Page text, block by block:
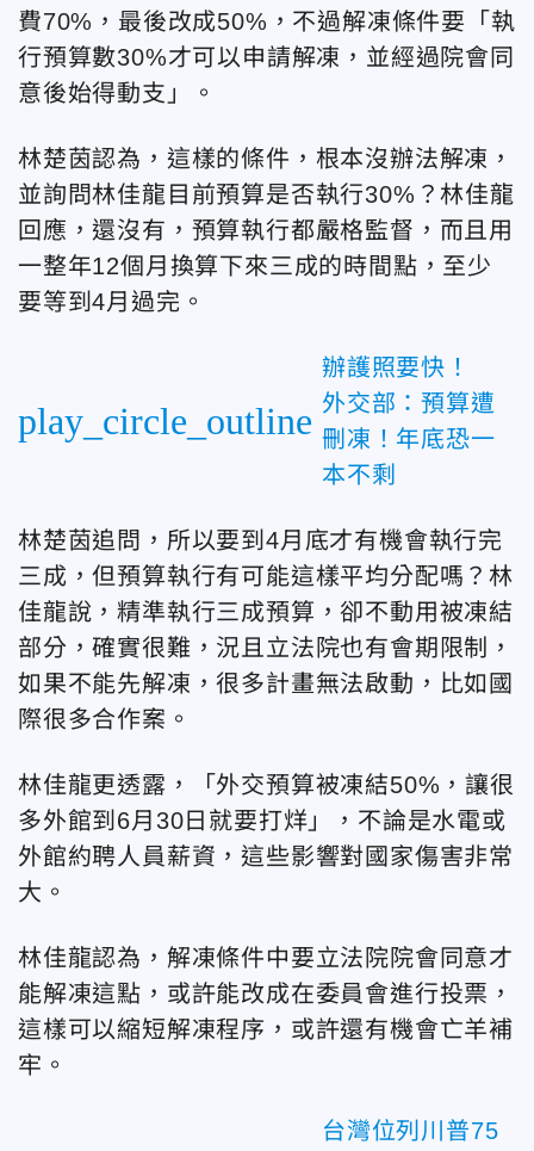
費70%，最後改成50%，不過解凍條件要「執
行預算數30%才可以申請解凍，並經過院會同
意後始得動支」。
林楚茵認為，這樣的條件，根本沒辦法解凍，
並詢問林佳龍目前預算是否執行30%？林佳龍
回應，還沒有，預算執行都嚴格監督，而且用
一整年12個月換算下來三成的時間點，至少
要等到4月過完。
play_circle_outline
辦護照要快！
外交部：預算遭
刪凍！年底恐一
本不剩
林楚茵追問，所以要到4月底才有機會執行完
三成，但預算執行有可能這樣平均分配嗎？林
佳龍說，精準執行三成預算，卻不動用被凍結
部分，確實很難，況且立法院也有會期限制，
如果不能先解凍，很多計畫無法啟動，比如國
際很多合作案。
林佳龍更透露，「外交預算被凍結50%，讓很
多外館到6月30日就要打烊」，不論是水電或
外館約聘人員薪資，這些影響對國家傷害非常
大。
林佳龍認為，解凍條件中要立法院院會同意才
能解凍這點，或許能改成在委員會進行投票，
這樣可以縮短解凍程序，或許還有機會亡羊補
牢。
台灣位列川普75